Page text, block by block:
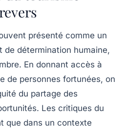
présenté comme un
de détermination humaine,
En donnant accès à
de personnes fortunées, on
du partage des
Les critiques du
que dans un contexte